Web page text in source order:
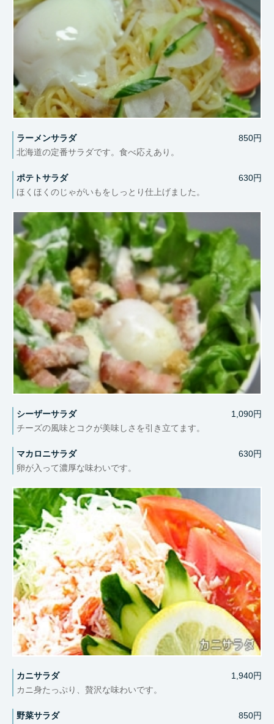
ラーメンサラダ
850円
北海道の定番サラダです。食べ応えあり。
ポテトサラダ
630円
ほくほくのじゃがいもをしっとり仕上げました。
シーザーサラダ
1,090円
チーズの風味とコクが美味しさを引き立てます。
マカロニサラダ
630円
卵が入って濃厚な味わいです。
カニサラダ
1,940円
カニ身たっぷり、贅沢な味わいです。
野菜サラダ
850円